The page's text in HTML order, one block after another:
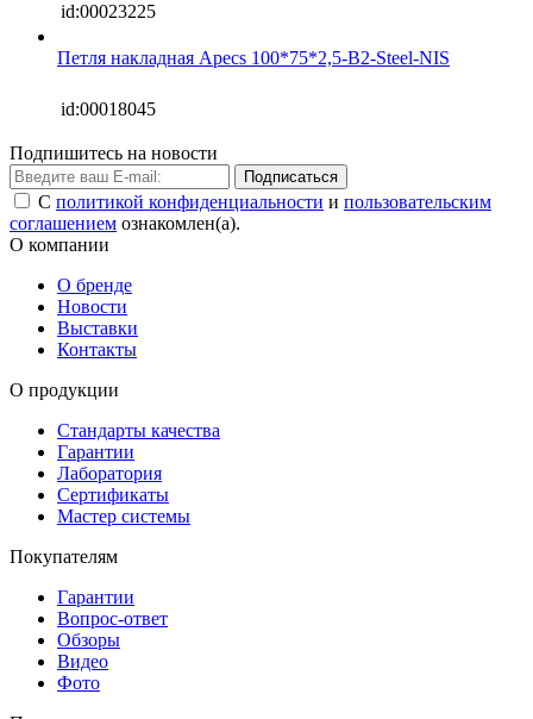
id:00023225
Петля накладная Apecs 100*75*2,5-B2-Steel-NIS
id:00018045
Подпишитесь на новости
Подписаться
С политикой конфиденциальности и пользовательским
соглашением ознакомлен(а).
О компании
О бренде
Новости
Выставки
Контакты
О продукции
Стандарты качества
Гарантии
Лаборатория
Сертификаты
Мастер системы
Покупателям
Гарантии
Вопрос-ответ
Обзоры
Видео
Фото